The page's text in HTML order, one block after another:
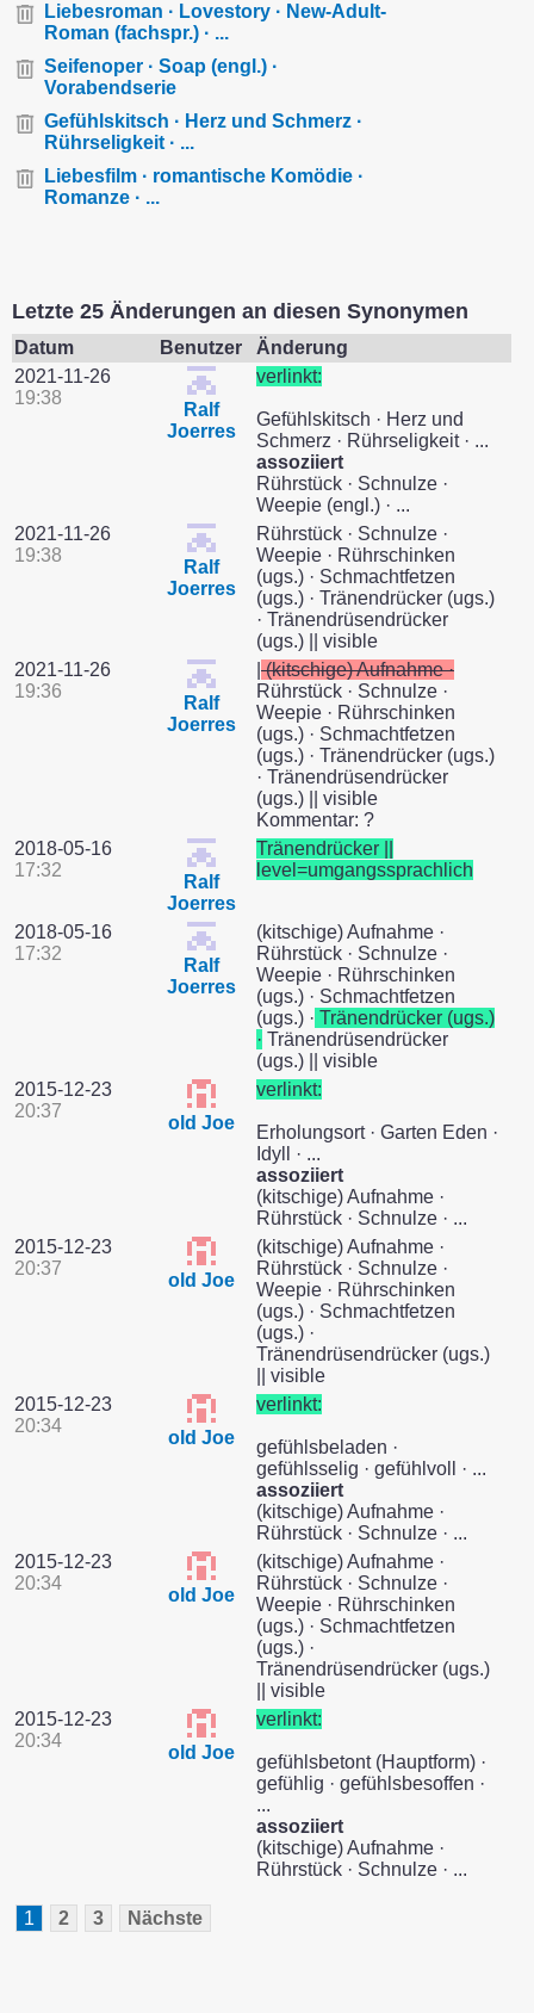
Liebesroman · Lovestory · New-Adult-
Roman (fachspr.) · ...
Seifenoper · Soap (engl.) ·
Vorabendserie
Gefühlskitsch · Herz und Schmerz ·
Rührseligkeit · ...
Liebesfilm · romantische Komödie ·
Romanze · ...
Letzte 25 Änderungen an diesen Synonymen
Datum Benutzer
Änderung
2021-11-26
19:38
Ralf
Joerres
verlinkt:
Gefühlskitsch · Herz und
Schmerz · Rührseligkeit · ...
assoziiert
Rührstück · Schnulze ·
Weepie (engl.) · ...
2021-11-26
19:38
Ralf
Joerres
Rührstück · Schnulze ·
Weepie · Rührschinken
(ugs.) · Schmachtfetzen
(ugs.) · Tränendrücker (ugs.)
· Tränendrüsendrücker
(ugs.) || visible
2021-11-26
19:36
Ralf
Joerres
(kitschige) Aufnahme ·
Rührstück · Schnulze ·
Weepie · Rührschinken
(ugs.) · Schmachtfetzen
(ugs.) · Tränendrücker (ugs.)
· Tränendrüsendrücker
(ugs.) || visible
Kommentar: ?
2018-05-16
17:32
Ralf
Joerres
Tränendrücker ||
level=umgangssprachlich
2018-05-16
17:32
Ralf
Joerres
(kitschige) Aufnahme ·
Rührstück · Schnulze ·
Weepie · Rührschinken
(ugs.) · Schmachtfetzen
(ugs.) · Tränendrücker (ugs.)
· Tränendrüsendrücker
(ugs.) || visible
2015-12-23
20:37
old Joe
verlinkt:
Erholungsort · Garten Eden ·
Idyll · ...
assoziiert
(kitschige) Aufnahme ·
Rührstück · Schnulze · ...
2015-12-23
20:37
old Joe
(kitschige) Aufnahme ·
Rührstück · Schnulze ·
Weepie · Rührschinken
(ugs.) · Schmachtfetzen
(ugs.) ·
Tränendrüsendrücker (ugs.)
|| visible
2015-12-23
20:34
old Joe
verlinkt:
gefühlsbeladen ·
gefühlsselig · gefühlvoll · ...
assoziiert
(kitschige) Aufnahme ·
Rührstück · Schnulze · ...
2015-12-23
20:34
old Joe
(kitschige) Aufnahme ·
Rührstück · Schnulze ·
Weepie · Rührschinken
(ugs.) · Schmachtfetzen
(ugs.) ·
Tränendrüsendrücker (ugs.)
|| visible
2015-12-23
20:34
old Joe
verlinkt:
gefühlsbetont (Hauptform) ·
gefühlig · gefühlsbesoffen ·
...
assoziiert
(kitschige) Aufnahme ·
Rührstück · Schnulze · ...
1 2 3 Nächste